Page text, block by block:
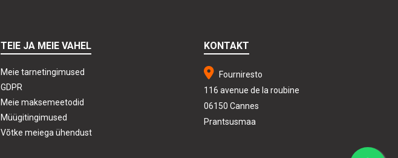
TEIE JA MEIE VAHEL
Meie tarnetingimused
GDPR
Meie maksemeetodid
Müügitingimused
Võtke meiega ühendust
KONTAKT
Fourniresto
116 avenue de la roubine
06150 Cannes
Prantsusmaa